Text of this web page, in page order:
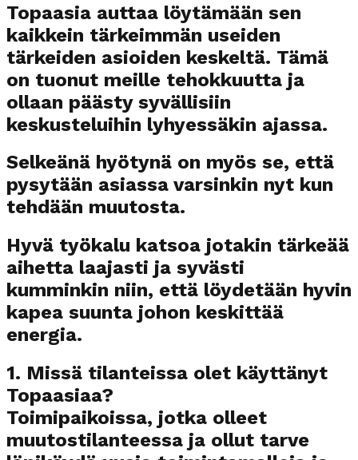
Topaasia auttaa löytämään sen
kaikkein tärkeimmän useiden
tärkeiden asioiden keskeltä. Tämä
on tuonut meille tehokkuutta ja
ollaan päästy syvällisiin
keskusteluihin lyhyessäkin ajassa.
Selkeänä hyötynä on myös se, että
pysytään asiassa varsinkin nyt kun
tehdään muutosta.
Hyvä työkalu katsoa jotakin tärkeää
aihetta laajasti ja syvästi
kumminkin niin, että löydetään hyvin
kapea suunta johon keskittää
energia.
1. Missä tilanteissa olet käyttänyt
Topaasiaa?
Toimipaikoissa, jotka olleet
muutostilanteessa ja ollut tarve